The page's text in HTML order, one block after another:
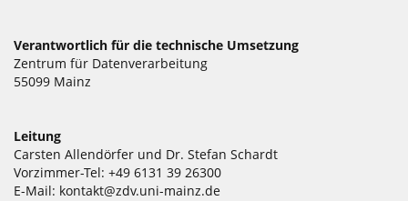
Verantwortlich für die technische Umsetzung
Zentrum für Datenverarbeitung
55099 Mainz
Leitung
Carsten Allendörfer und Dr. Stefan Schardt
Vorzimmer-Tel: +49 6131 39 26300
E-Mail: kontakt@zdv.uni-mainz.de